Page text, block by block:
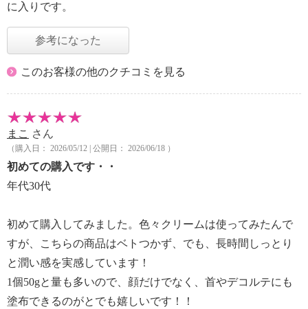
に入りです。
参考になった
このお客様の他のクチコミを見る
まこ さん
（購入日： 2026/05/12 | 公開日： 2026/06/18 ）
初めての購入です・・
年代30代
初めて購入してみました。色々クリームは使ってみたんで
すが、こちらの商品はベトつかず、でも、長時間しっとり
と潤い感を実感しています！
1個50gと量も多いので、顔だけでなく、首やデコルテにも
塗布できるのがとでも嬉しいです！！